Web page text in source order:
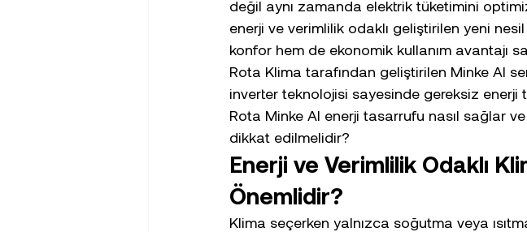
değil aynı zamanda elektrik tüketimini
enerji ve verimlilik odaklı geliştirilen yeni
konfor hem de ekonomik kullanım avantajı
Rota Klima tarafından geliştirilen Minke AI
inverter teknolojisi sayesinde gereksiz enerji
Rota Minke AI enerji tasarrufu nasıl sağlar
dikkat edilmelidir?
Enerji ve Verimlilik Odaklı
Önemlidir?
Klima seçerken yalnızca soğutma veya